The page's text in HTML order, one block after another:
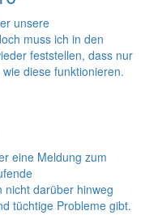
unsere
muss ich in den
feststellen, dass nur
diese funktionieren.
eine Meldung zum
nicht darüber hinweg
tüchtige Probleme gibt.